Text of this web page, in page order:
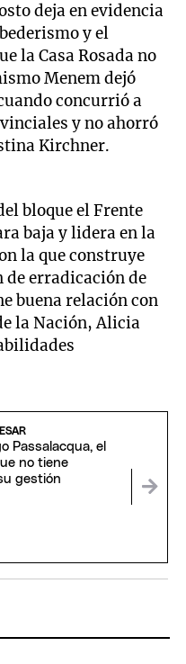
deja en evidencia
y el
la Casa Rosada no
Menem dejó
concurrió a
y no ahorró
Kirchner.
bloque el Frente
baja y lidera en la
la que construye
de erradicación de
buena relación con
la Nación, Alicia
Passalacqua, el
no tiene
gestión